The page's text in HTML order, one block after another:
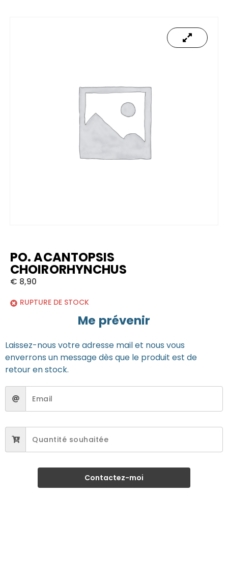
PO. ACANTOPSIS
CHOIRORHYNCHUS
€ 8,90
RUPTURE DE STOCK
Me prévenir
Laissez-nous votre adresse mail et nous vous
enverrons un message dès que le produit est de
retour en stock.
Contactez-moi